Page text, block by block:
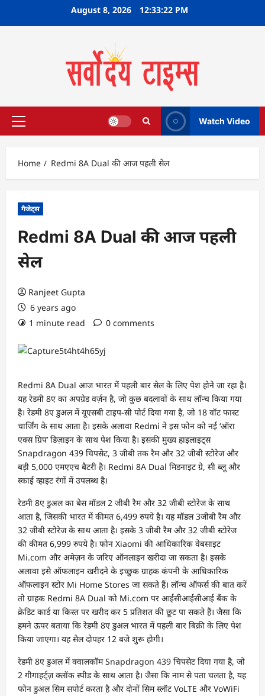
August 8, 2026 12:33:23 PM
Primary
Watch Video
Home Redmi 8A Dual की आज पहली सेल
गैजेट्स
Redmi 8A Dual की आज पहली
सेल
Ranjeet Gupta
6 years ago
1 minute read
0 comments
Redmi 8A Dual आज भारत में पहली बार सेल के लिए पेश होने जा रहा है।
यह रेडमी 8ए का अपग्रेड वर्ज़न है, जो कुछ बदलावों के साथ लॉन्च किया गया
है। रेडमी 8ए डुअल में यूएसबी टाइप-सी पोर्ट दिया गया है, जो 18 वॉट फास्ट
चार्जिंग के साथ आता है। इसके अलावा Redmi ने इस फोन को नई ‘ऑरा
एक्स ग्रिप’ डिज़ाइन के साथ पेश किया है। इसकी मुख्य हाइलाइट्स
Snapdragon 439 चिपसेट, 3 जीबी तक रैम और 32 जीबी स्टोरेज और
बड़ी 5,000 एमएएच बैटरी है। Redmi 8A Dual मिडनाइट ग्रे, सी ब्लू और
स्काई व्हाइट रंगों में उपलब्ध है।
रेडमी 8ए डुअल का बेस मॉडल 2 जीबी रैम और 32 जीबी स्टोरेज के साथ
आता है, जिसकी भारत में कीमत 6,499 रुपये है। यह मॉडल 3जीबी रैम और
32 जीबी स्टोरेज के साथ आता है। इसके 3 जीबी रैम और 32 जीबी स्टोरेज
की कीमत 6,999 रुपये है। फोन Xiaomi की आधिकारिक वेबसाइट
Mi.com और अमेज़न के जरिए ऑनलाइन खरीदा जा सकता है। इसके
अलावा इसे ऑफलाइन खरीदने के इच्छुक ग्राहक कंपनी के आधिकारिक
ऑफलाइन स्टोर Mi Home Stores जा सकते हैं। लॉन्च ऑफर्स की बात करें
तो ग्राहक Redmi 8A Dual को Mi.com पर आईसीआईसीआई बैंक के
क्रेडिट कार्ड या किस्त पर खरीद कर 5 प्रतिशत की छूट पा सकते हैं। जैसा कि
हमने ऊपर बताया कि रेडमी 8ए डुअल भारत में पहली बार बिक्री के लिए पेश
किया जाएगा। यह सेल दोपहर 12 बजे शुरू होगी।
रेडमी 8ए डुअल में क्वालकॉम Snapdragon 439 चिपसेट दिया गया है, जो
2 गीगाहर्ट्ज़ क्लॉक स्पीड के साथ आता है। जैसा कि नाम से पता चलता है, यह
फोन डुअल सिम सपोर्ट करता है और दोनों सिम स्लॉट VoLTE और VoWiFi